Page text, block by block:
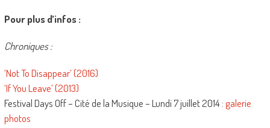
Pour plus d’infos :
Chroniques :
‘Not To Disappear’ (2016)
‘If You Leave’ (2013)
Festival Days Off – Cité de la Musique – Lundi 7 juillet 2014 :galerie
photos